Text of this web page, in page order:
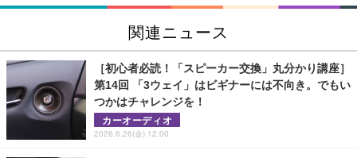
関連ニュース
［初心者必読！「スピーカー交換」丸分かり講座］
第14回 「3ウェイ」はビギナーには不向き。でもい
つかはチャレンジを！
カーオーディオ
2026.6.26(金) 12:00